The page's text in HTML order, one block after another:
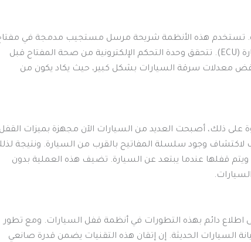
تستخدم هذه الأنظمة شريحة مرسل مستجيب مدمجة في
السيارة للتواصل مع وحدة التحكم في محرك السيارة (ECU). تتحقق وحدة التحكم الإلكترونية من صحة المفتاح قبل
معدلات سرقة السيارات بشكل كبير، حيث يكاد يكون من
على ذلك، أصبحت العديد من السيارات الآن مجهزة بميزات القفل
وجود سلسلة المفاتيح بالقرب من السيارة. ونتيجة
ويتم قفلها عندما يبتعد عن السيارة. تضيف هذه العملية بدون
اطلاع دائم بهذه التطورات في أنظمة قفل السيارات. ومع تطور
السيارات الحديثة. إن إتقان هذه التقنيات يضمن قدرة صانعي